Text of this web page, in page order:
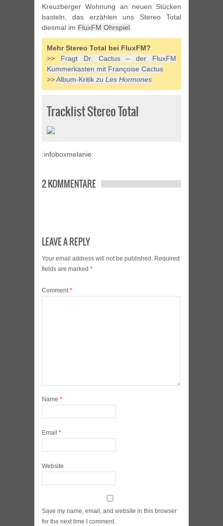
Kreuzberger Wohnung an neuen Stücken
basteln, das erzählen uns Stereo Total
diesmal im FluxFM Ohrspiel.
Mehr Stereo Total bei FluxFM?
>> Fragt Dr. Cactus – der FluxFM
Kummerkasten mit Françoise Cactus
>>Album-Kritik zu Les Hormones
Tracklist Stereo Total
:infoboxmelanie:
2 KOMMENTARE
LEAVE A REPLY
Your email address will not be published. Required
fields are marked *
Comment*
Name *
Email *
Website
Save my name, email, and website in this browser
for the next time I comment.